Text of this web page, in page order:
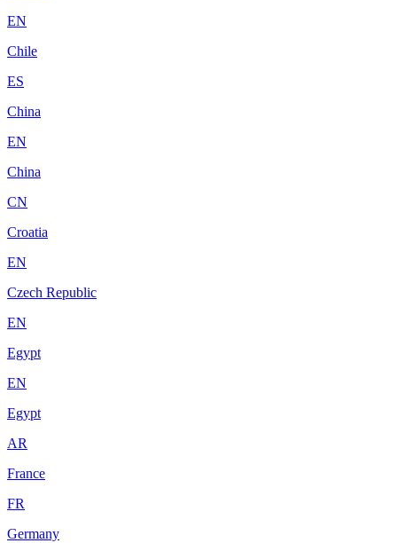
EN
Chile
ES
China
EN
China
CN
Croatia
EN
Czech Republic
EN
Egypt
EN
Egypt
AR
France
FR
Germany